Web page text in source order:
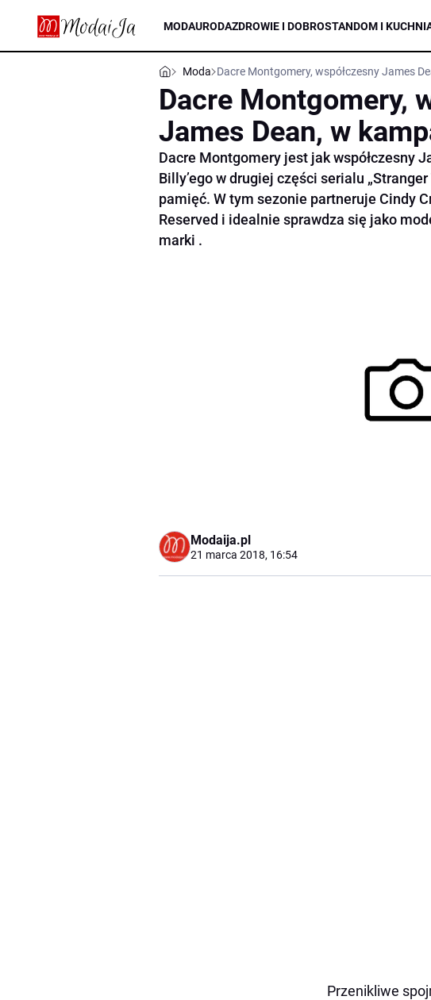
MODAURODAZDROWIE I DOBROSTANDOM I
Moda Dacre Montgomery, współczesny James
Dacre Montgomery,
James Dean, w
Dacre Montgomery jest jak współczesny
Billy’ego w drugiej części serialu
pamięć. W tym sezonie partneruje Cindy
Reserved i idealnie sprawdza się jako
marki .
Modaija.pl
21 marca 2018, 16:54
Przenikliwe